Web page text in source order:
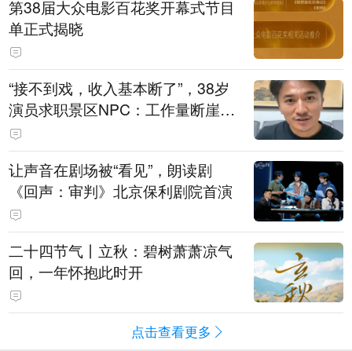
第38届大众电影百花奖开幕式节目
单正式揭晓
“接不到戏，收入基本断了”，38岁
演员求职景区NPC：工作量断崖式
下跌，留给我试错的时间不多了
让声音在剧场被“看见”，朗读剧
《回声：审判》北京保利剧院首演
二十四节气丨立秋：碧树萧萧凉气
回，一年怀抱此时开
点击查看更多